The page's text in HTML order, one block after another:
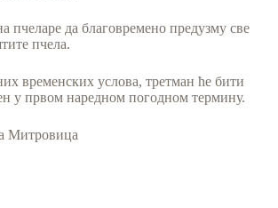
пчеларе да благовремено предузму све
пчела.
временских услова, третман ће бити
у првом наредном погодном термину.
Митровица